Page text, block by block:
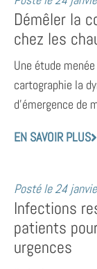
Démêler la
chez les
Une étude
cartographie la
d’émergence de
EN SAVOIR PLUS
Posté le 24
Infections
patients
urgences